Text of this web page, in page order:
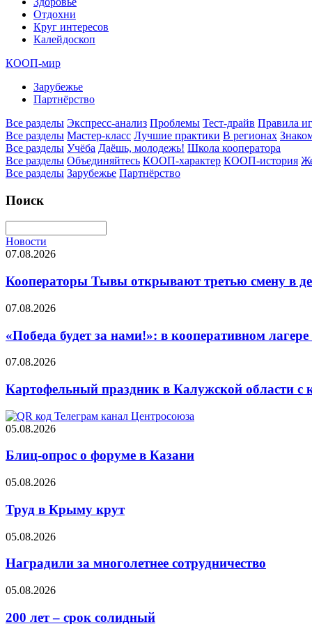
Отдохни
Круг интересов
Калейдоскоп
КООП-мир
Зарубежье
Партнёрство
Все разделы Экспресс-анализ Проблемы Тест-драйв Правила
Все разделы Мастер-класс Лучшие практики В регионах
Все разделы Учёба Даёшь, молодежь! Школа кооператора
Все разделы Объединяйтесь КООП-характер КООП-история
Все разделы Зарубежье Партнёрство
Поиск
Новости
07.08.2026
Кооператоры Тывы открывают третью смену в
07.08.2026
«Победа будет за нами!»: в кооперативном
07.08.2026
Картофельный праздник в Калужской области с
05.08.2026
Блиц-опрос о форуме в Казани
05.08.2026
Труд в Крыму крут
05.08.2026
Наградили за многолетнее сотрудничество
05.08.2026
200 лет – срок солидный